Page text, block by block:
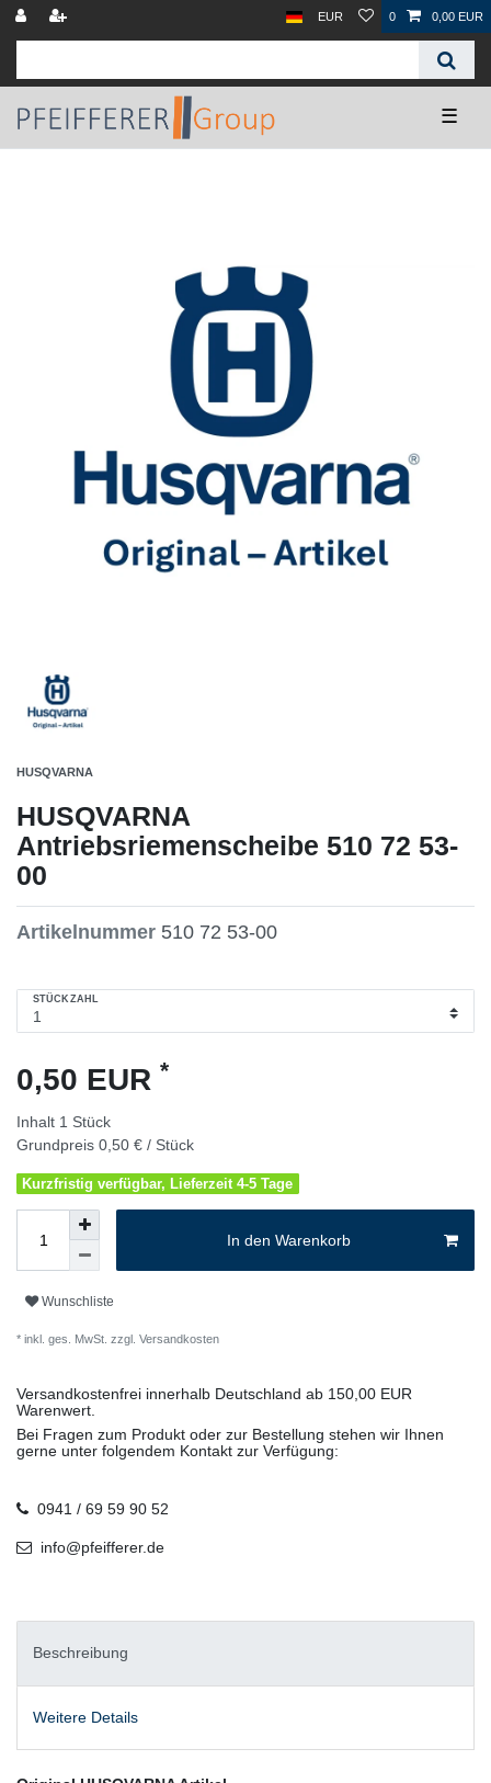
EUR 0 0,00 EUR
☰
HUSQVARNA
HUSQVARNA
Antriebsriemenscheibe 510 72 53-
00
Artikelnummer 510 72 53-00
STÜCKZAHL
0,50 EUR *
Inhalt 1 Stück
Grundpreis 0,50 € / Stück
Kurzfristig verfügbar, Lieferzeit 4-5 Tage
In den Warenkorb
Wunschliste
* inkl. ges. MwSt. zzgl. Versandkosten
Versandkostenfrei innerhalb Deutschland ab 150,00 EUR
Warenwert.
Bei Fragen zum Produkt oder zur Bestellung stehen wir Ihnen
gerne unter folgendem Kontakt zur Verfügung:
0941 / 69 59 90 52
info@pfeifferer.de
Beschreibung
Weitere Details